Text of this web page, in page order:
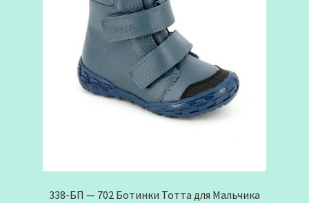
338-БП — 702 Ботинки Тотта для Мальчика